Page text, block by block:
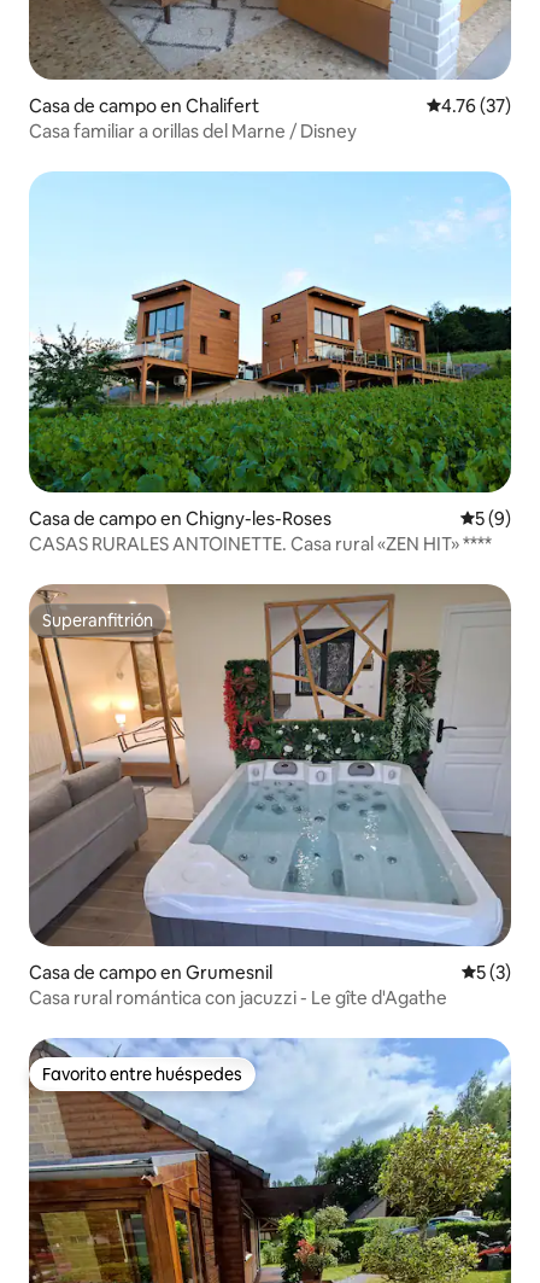
Casa de campo en Chalifert Calificación
4.76 (37)
Casa familiar a orillas del Marne / Disney
Casa de campo en Chigny-les-Roses
5 (9)
CASAS RURALES ANTOINETTE. Casa rural «ZEN HIT» ****
Superanfitrión
Superanfitrión
Casa de campo en Grumesnil
5 (3)
Casa rural romántica con jacuzzi - Le gîte d'Agathe
Favorito entre huéspedes
Favorito entre huéspedes